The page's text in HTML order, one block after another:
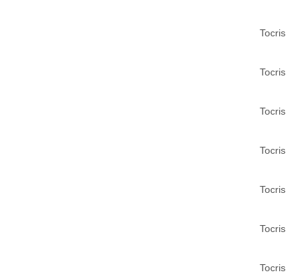
Tocris
Tocris
Tocris
Tocris
Tocris
Tocris
Tocris